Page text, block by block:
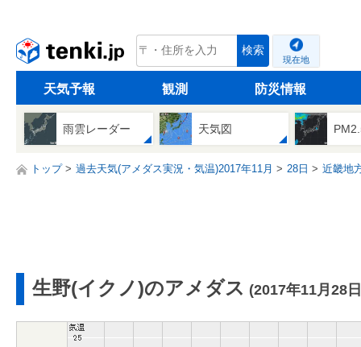
tenki.jp 検索
現在地
天気予報 観測 防災情報
雨雲レーダー 天気図
トップ 過去天気(アメダス実況・気温)2017年11月 28日 近畿地
生野(イクノ)のアメダス (2017年11月28